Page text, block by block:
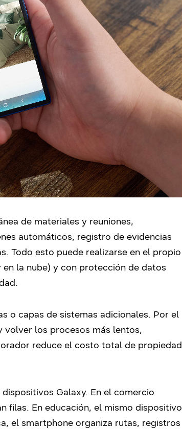
de materiales y reuniones,
automáticos, registro de evidencias
Todo esto puede realizarse en el propio
la nube) y con protección de datos
o capas de sistemas adicionales. Por el
los procesos más lentos,
reduce el costo total de propiedad
Galaxy. En el comercio
filas. En educación, el mismo dispositivo
el smartphone organiza rutas, registros